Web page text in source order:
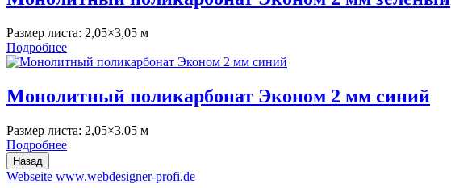
Размер листа: 2,05×3,05 м
Подробнее
Монолитный поликарбонат Эконом 2 мм синий
Размер листа: 2,05×3,05 м
Подробнее
Webseite www.webdesigner-profi.de